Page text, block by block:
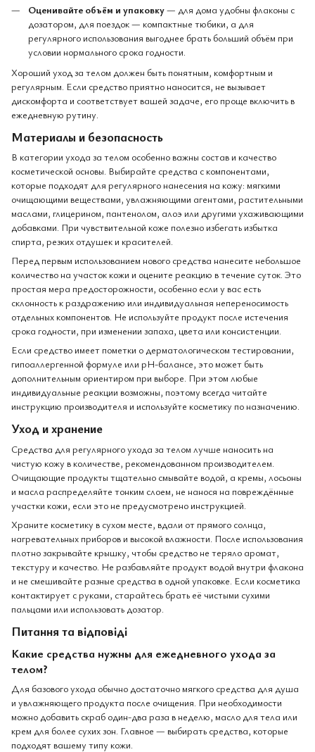
Оценивайте объём и упаковку— для дома удобны флаконы с
дозатором, для поездок — компактные тюбики, а для
регулярного использования выгоднее брать больший объём при
условии нормального срока годности.
Хороший уход за телом должен быть понятным, комфортным и
регулярным. Если средство приятно наносится, не вызывает
дискомфорта и соответствует вашей задаче, его проще включить в
ежедневную рутину.
Материалы и безопасность
В категории ухода за телом особенно важны состав и качество
косметической основы. Выбирайте средства с компонентами,
которые подходят для регулярного нанесения на кожу: мягкими
очищающими веществами, увлажняющими агентами, растительными
маслами, глицерином, пантенолом, алоэ или другими ухаживающими
добавками. При чувствительной коже полезно избегать избытка
спирта, резких отдушек и красителей.
Перед первым использованием нового средства нанесите небольшое
количество на участок кожи и оцените реакцию в течение суток. Это
простая мера предосторожности, особенно если у вас есть
склонность к раздражению или индивидуальная непереносимость
отдельных компонентов. Не используйте продукт после истечения
срока годности, при изменении запаха, цвета или консистенции.
Если средство имеет пометки о дерматологическом тестировании,
гипоаллергенной формуле или pH-балансе, это может быть
дополнительным ориентиром при выборе. При этом любые
индивидуальные реакции возможны, поэтому всегда читайте
инструкцию производителя и используйте косметику по назначению.
Уход и хранение
Средства для регулярного ухода за телом лучше наносить на
чистую кожу в количестве, рекомендованном производителем.
Очищающие продукты тщательно смывайте водой, а кремы, лосьоны
и масла распределяйте тонким слоем, не нанося на повреждённые
участки кожи, если это не предусмотрено инструкцией.
Храните косметику в сухом месте, вдали от прямого солнца,
нагревательных приборов и высокой влажности. После использования
плотно закрывайте крышку, чтобы средство не теряло аромат,
текстуру и качество. Не разбавляйте продукт водой внутри флакона
и не смешивайте разные средства в одной упаковке. Если косметика
контактирует с руками, старайтесь брать её чистыми сухими
пальцами или использовать дозатор.
Питання та відповіді
Какие средства нужны для ежедневного ухода за
телом?
Для базового ухода обычно достаточно мягкого средства для душа
и увлажняющего продукта после очищения. При необходимости
можно добавить скраб один-два раза в неделю, масло для тела или
крем для более сухих зон. Главное — выбирать средства, которые
подходят вашему типу кожи.